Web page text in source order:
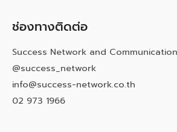
ช่องทางติดต่อ
Success Network and
@success_network
info@success-network.co.th
02 973 1966